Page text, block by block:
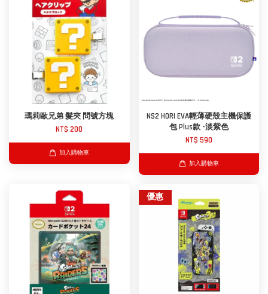
瑪莉歐兄弟 髮夾 問號方塊
NT$ 200
加入購物車
NS2 HORI EVA輕薄硬殼主機保護
包 Plus款 -淡紫色
NT$ 590
加入購物車
優惠